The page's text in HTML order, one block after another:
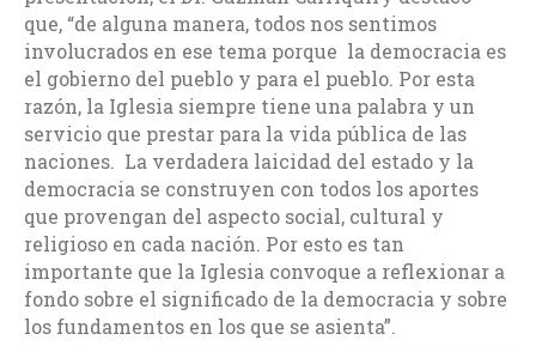
que, “de alguna manera, todos nos sentimos
involucrados en ese tema porque la democracia es
el gobierno del pueblo y para el pueblo. Por esta
razón, la Iglesia siempre tiene una palabra y un
servicio que prestar para la vida pública de las
naciones. La verdadera laicidad del estado y la
democracia se construyen con todos los aportes
que provengan del aspecto social, cultural y
religioso en cada nación. Por esto es tan
importante que la Iglesia convoque a reflexionar a
fondo sobre el significado de la democracia y sobre
los fundamentos en los que se asienta”.